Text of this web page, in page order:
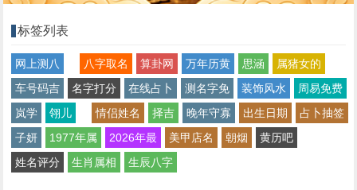
标签列表
网上测八 八字取名 算卦网 万年历黄 思涵
属猪女的
车号码吉
名字打分 在线占卜 测名字免 装饰风水
周易免费
岚学
翎儿 情侣姓名 择吉 晚年守寡 出生日期
占卜抽签
子妍
1977年属 2026年最 美甲店名 朝烟
黄历吧
姓名评分
生肖属相 生辰八字